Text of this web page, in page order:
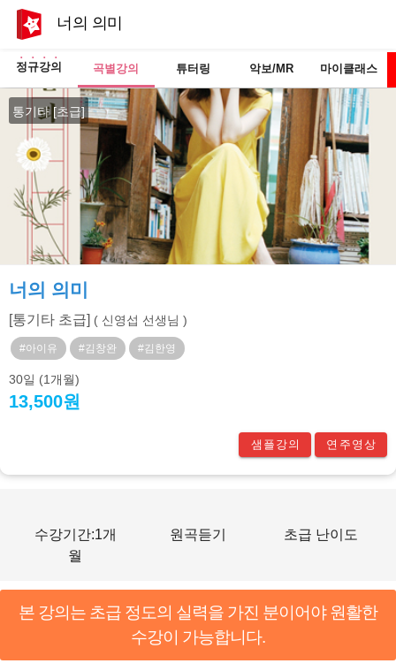
너의 의미
정규강의 곡별강의 튜터링 악보/MR 마이클래스
통기타 [초급]
너의 의미
[통기타 초급] ( 신영섭 선생님 )
#아이유 #김창완 #김한영
30일 (1개월)
13,500원
샘플강의 연주영상
수강기간:1개
월
원곡듣기 초급 난이도
본 강의는 초급 정도의 실력을 가진 분이어야 원활한
수강이 가능합니다.